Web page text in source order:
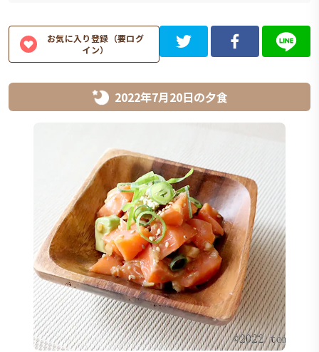
お気に入り登録（要ログ
イン）
2022年7月20日の夕食